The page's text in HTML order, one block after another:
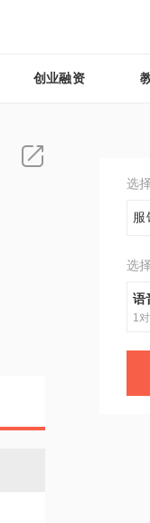
创业融资
选
服
选
语
1